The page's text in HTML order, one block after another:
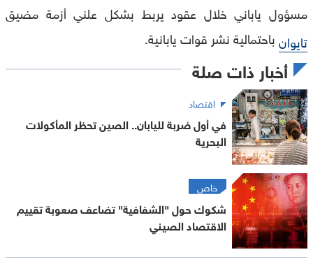
مسؤول ياباني خلال عقود يربط بشكل علني أزمة مضيق
تايوانباحتمالية نشر قوات يابانية.
أخبار ذات صلة
اقتصاد
في أول ضربة لليابان.. الصين تحظر المأكولات
البحرية
خاص
شكوك حول "الشفافية" تضاعف صعوبة تقييم
الاقتصاد الصيني